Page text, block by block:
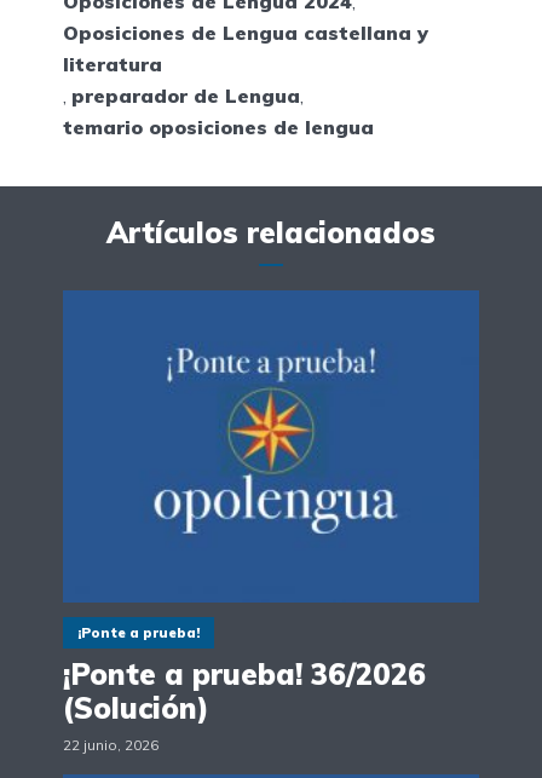
Oposiciones de Lengua castellana y
literatura
, preparador de Lengua,
temario oposiciones de lengua
Artículos relacionados
¡Ponte a prueba!
¡Ponte a prueba! 36/2026
(Solución)
22 junio, 2026